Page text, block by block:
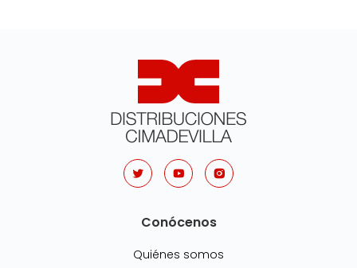
Conócenos
Quiénes somos